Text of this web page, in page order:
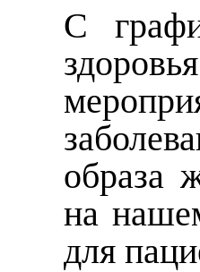
С
образа
на
для